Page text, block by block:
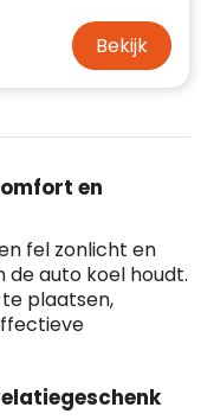
Bekijk
en
fel zonlicht en
auto koel houdt.
plaatsen,